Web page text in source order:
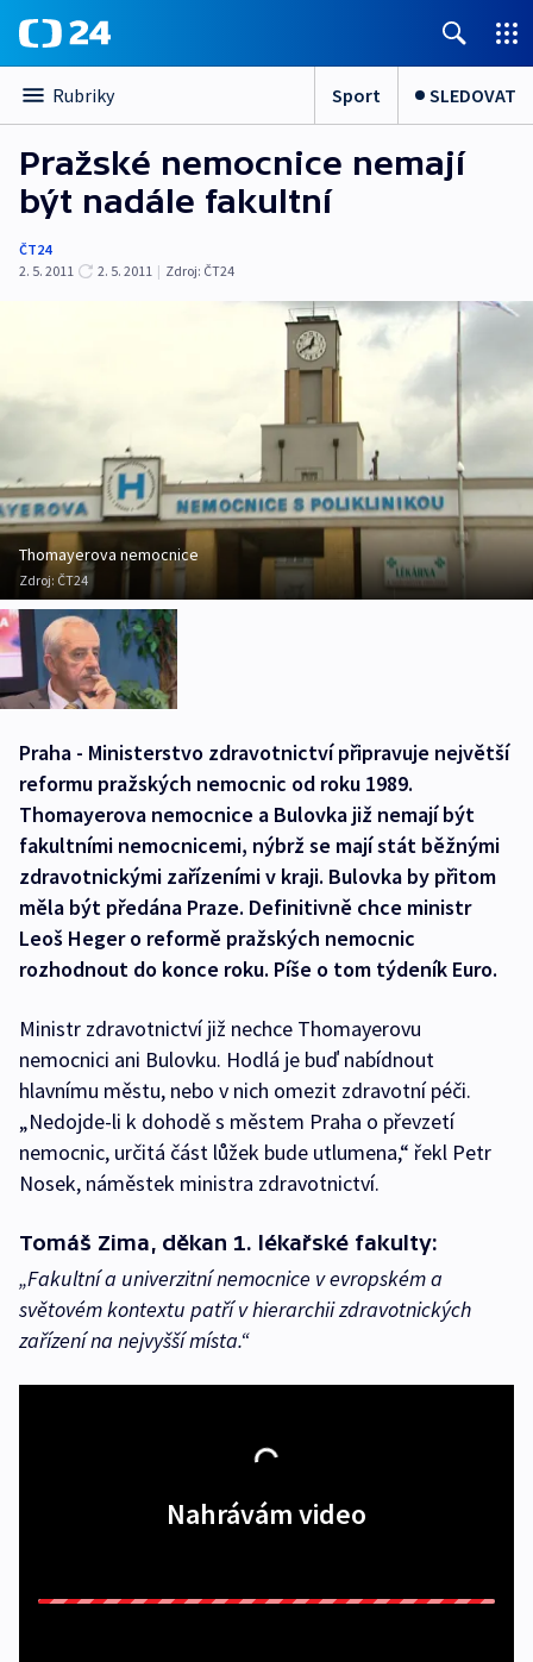
Rubriky Sport SLEDOVAT
Pražské nemocnice nemají
být nadále fakultní
ČT24
2. 5. 2011
2. 5. 2011 | Zdroj: ČT24
Thomayerova nemocnice
Zdroj: ČT24
Praha - Ministerstvo zdravotnictví připravuje největší
reformu pražských nemocnic od roku 1989.
Thomayerova nemocnice a Bulovka již nemají být
fakultními nemocnicemi, nýbrž se mají stát běžnými
zdravotnickými zařízeními v kraji. Bulovka by přitom
měla být předána Praze. Definitivně chce ministr
Leoš Heger o reformě pražských nemocnic
rozhodnout do konce roku. Píše o tom týdeník Euro.
Ministr zdravotnictví již nechce Thomayerovu
nemocnici ani Bulovku. Hodlá je buď nabídnout
hlavnímu městu, nebo v nich omezit zdravotní péči.
„Nedojde-li k dohodě s městem Praha o převzetí
nemocnic, určitá část lůžek bude utlumena,“ řekl Petr
Nosek, náměstek ministra zdravotnictví.
Tomáš Zima, děkan 1. lékařské fakulty:
„Fakultní a univerzitní nemocnice v evropském a
světovém kontextu patří v hierarchii zdravotnických
zařízení na nejvyšší místa.“
Nahrávám video